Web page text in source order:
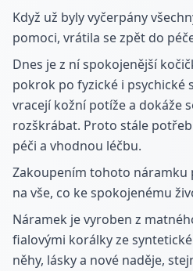
Když už byly vyčerpány
pomoci, vrátila se zpět do
Dnes je z ní spokojenější
pokrok po fyzické i psychické
vracejí kožní potíže a dokáže
rozškrábat. Proto stále
péči a vhodnou léčbu.
Zakoupením tohoto náramku
na vše, co ke spokojenému
Náramek je vyroben z
fialovými korálky ze
něhy, lásky a nové naděje,